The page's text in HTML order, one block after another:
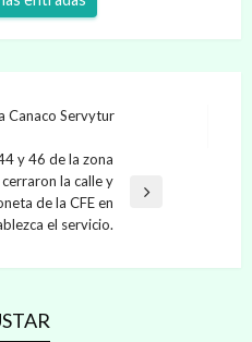
Canaco Servytur
y 46 de la zona
la calle y
de la CFE en
el servicio.